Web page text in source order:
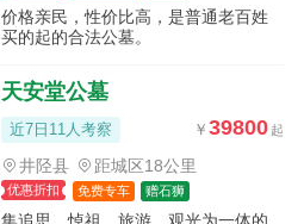
价格亲民，性价比高，是普通老百姓
买的起的合法公墓。
天安堂公墓
近7日11人考察 39800
井陉县 距城区18公里
优惠折扣 免费专车 赠石狮